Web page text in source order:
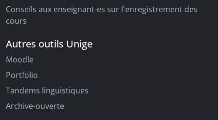
Conseils aux enseignant-es sur l'enregistrement des
cours
Autres outils Unige
Moodle
Portfolio
Tandems linguistiques
Archive-ouverte